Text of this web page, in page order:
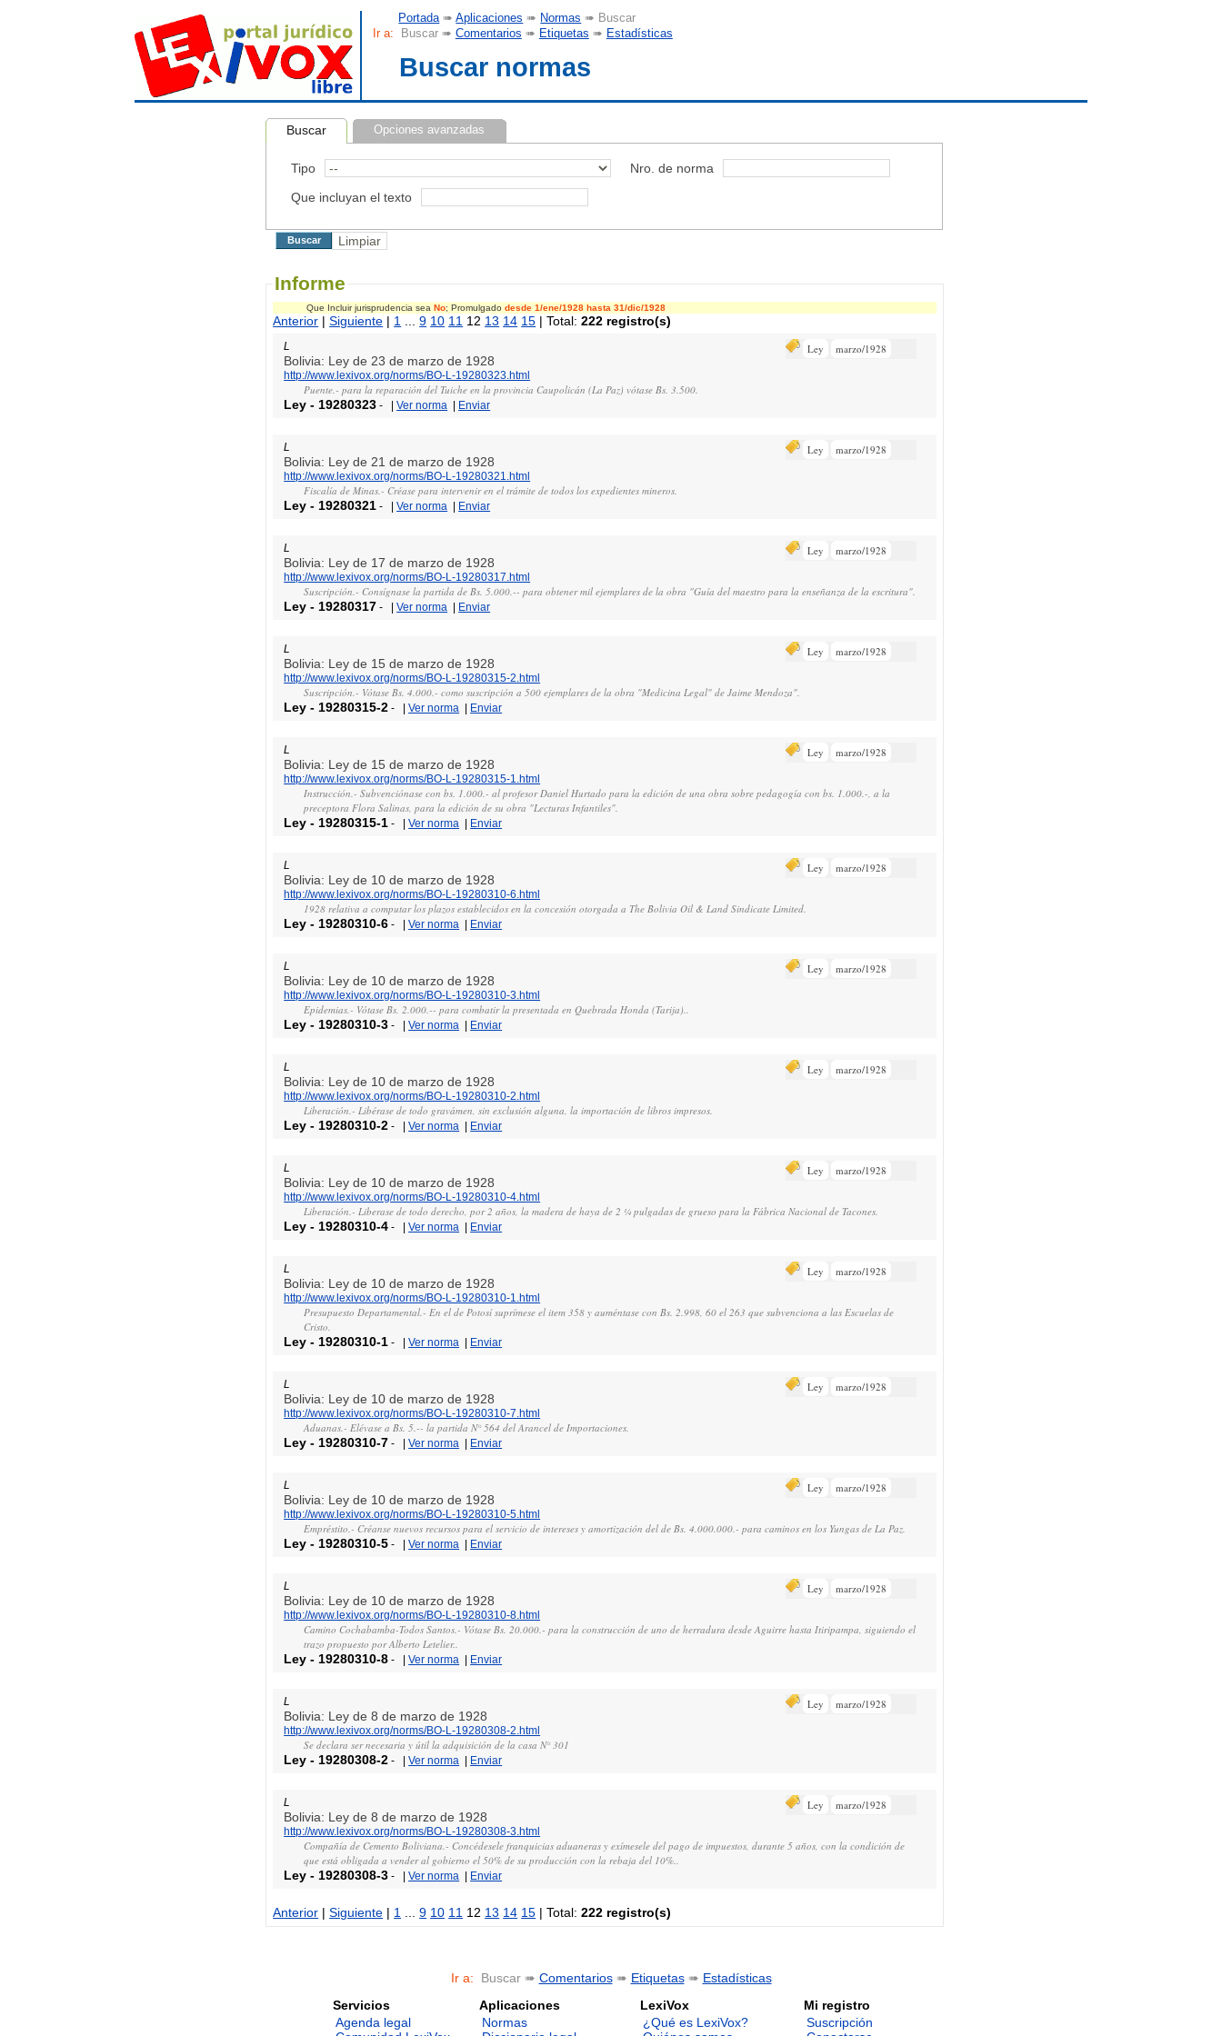
Portada ➠Aplicaciones ➠ Normas ➠ Buscar
Ir a: Buscar ➠ Comentarios ➠ Etiquetas ➠ Estadísticas
Buscar normas
Buscar Opciones avanzadas
Tipo Nro. de norma
Que incluyan el texto
Informe
Que Incluir jurisprudencia sea No; Promulgado desde 1/ene/1928 hasta 31/dic/1928
Anterior |Siguiente | 1 ...9 10 11 12 13 14 15 | Total:222 registro(s)
L Ley marzo/1928
Bolivia: Ley de 23 de marzo de 1928
http://www.lexivox.org/norms/BO-L-19280323.html
Puente.- para la reparación del Tuiche en la provincia Caupolicán (La Paz) vótase Bs. 3.500.
Ley - 19280323 - |Ver norma Enviar
L Ley marzo/1928
Bolivia: Ley de 21 de marzo de 1928
http://www.lexivox.org/norms/BO-L-19280321.html
Fiscalía de Minas.- Créase para intervenir en el trámite de todos los expedientes mineros.
Ley - 19280321 - |Ver norma Enviar
L Ley marzo/1928
Bolivia: Ley de 17 de marzo de 1928
http://www.lexivox.org/norms/BO-L-19280317.html
Suscripción.- Consígnase la partida de Bs. 5.000.-- para obtener mil ejemplares de la obra "Guía del maestro para la enseñanza de la escritura".
Ley - 19280317 - |Ver norma Enviar
L Ley marzo/1928
Bolivia: Ley de 15 de marzo de 1928
http://www.lexivox.org/norms/BO-L-19280315-2.html
Suscripción.- Vótase Bs. 4.000.- como suscripción a 500 ejemplares de la obra "Medicina Legal" de Jaime Mendoza".
Ley - 19280315-2 - |Ver norma Enviar
L Ley marzo/1928
Bolivia: Ley de 15 de marzo de 1928
http://www.lexivox.org/norms/BO-L-19280315-1.html
Instrucción.- Subvenciónase con bs. 1.000.- al profesor Daniel Hurtado para la edición de una obra sobre pedagogía con bs. 1.000.-, a la
preceptora Flora Salinas, para la edición de su obra "Lecturas Infantiles".
Ley - 19280315-1 - |Ver norma Enviar
L Ley marzo/1928
Bolivia: Ley de 10 de marzo de 1928
http://www.lexivox.org/norms/BO-L-19280310-6.html
1928 relativa a computar los plazos establecidos en la concesión otorgada a The Bolivia Oil & Land Sindicate Limited.
Ley - 19280310-6 - |Ver norma Enviar
L Ley marzo/1928
Bolivia: Ley de 10 de marzo de 1928
http://www.lexivox.org/norms/BO-L-19280310-3.html
Epidemias.- Vótase Bs. 2.000.-- para combatir la presentada en Quebrada Honda (Tarija)..
Ley - 19280310-3 - |Ver norma Enviar
L Ley marzo/1928
Bolivia: Ley de 10 de marzo de 1928
http://www.lexivox.org/norms/BO-L-19280310-2.html
Liberación.- Libérase de todo gravámen, sin exclusión alguna, la importación de libros impresos.
Ley - 19280310-2 - |Ver norma Enviar
L Ley marzo/1928
Bolivia: Ley de 10 de marzo de 1928
http://www.lexivox.org/norms/BO-L-19280310-4.html
Liberación.- Liberase de todo derecho, por 2 años, la madera de haya de 2 ¼ pulgadas de grueso para la Fábrica Nacional de Tacones.
Ley - 19280310-4 - |Ver norma Enviar
L Ley marzo/1928
Bolivia: Ley de 10 de marzo de 1928
http://www.lexivox.org/norms/BO-L-19280310-1.html
Presupuesto Departamental.- En el de Potosí suprímese el item 358 y auméntase con Bs. 2.998, 60 el 263 que subvenciona a las Escuelas de
Cristo.
Ley - 19280310-1 - |Ver norma Enviar
L Ley marzo/1928
Bolivia: Ley de 10 de marzo de 1928
http://www.lexivox.org/norms/BO-L-19280310-7.html
Aduanas.- Elévase a Bs. 5.-- la partida N° 564 del Arancel de Importaciones.
Ley - 19280310-7 - |Ver norma Enviar
L Ley marzo/1928
Bolivia: Ley de 10 de marzo de 1928
http://www.lexivox.org/norms/BO-L-19280310-5.html
Empréstito.- Créanse nuevos recursos para el servicio de intereses y amortización del de Bs. 4.000.000.- para caminos en los Yungas de La Paz.
Ley - 19280310-5 - |Ver norma Enviar
L Ley marzo/1928
Bolivia: Ley de 10 de marzo de 1928
http://www.lexivox.org/norms/BO-L-19280310-8.html
Camino Cochabamba-Todos Santos.- Vótase Bs. 20.000.- para la construcción de uno de herradura desde Aguirre hasta Itiripampa, siguiendo el
trazo propuesto por Alberto Letelier..
Ley - 19280310-8 - |Ver norma Enviar
L Ley marzo/1928
Bolivia: Ley de 8 de marzo de 1928
http://www.lexivox.org/norms/BO-L-19280308-2.html
Se declara ser necesaria y útil la adquisición de la casa N° 301
Ley - 19280308-2 - |Ver norma Enviar
L Ley marzo/1928
Bolivia: Ley de 8 de marzo de 1928
http://www.lexivox.org/norms/BO-L-19280308-3.html
Compañía de Cemento Boliviana.- Concédesele franquicias aduaneras y exímesele del pago de impuestos, durante 5 años, con la condición de
que está obligada a vender al gobierno el 50% de su producción con la rebaja del 10%..
Ley - 19280308-3 - |Ver norma Enviar
Anterior |Siguiente | 1 ...9 10 11 12 13 14 15 | Total:222 registro(s)
Ir a: Buscar ➠ Comentarios➠ Etiquetas➠ Estadísticas
Servicios
Agenda legal
Aplicaciones
Normas
LexiVox
¿Qué es LexiVox?
Mi registro
Suscripción